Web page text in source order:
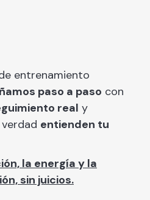
entrenamiento
paso a paso con
real y
entienden tu
la energía y la
sin juicios.